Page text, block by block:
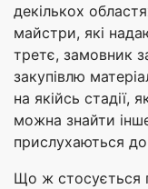
декількох
майстри, які
третє, замовник
закупівлю
на якійсь стадії,
можна знайти
прислухаються
Що ж стосується